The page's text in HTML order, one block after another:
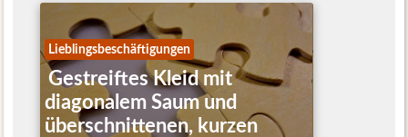
Lieblingsbeschäftigungen
Gestreiftes Kleid mit
diagonalem Saum und
überschnittenen, kurzen